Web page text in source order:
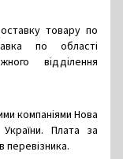
товару по
по області
відділення
компаніями Нова
Плата за
перевізника.